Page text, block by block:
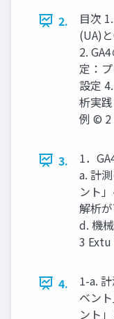
2.
目次
(UA)
2.
定：
設定
析実
例 © 2
3.
1．
a. 計
ント
解析
d. 機
3 Extu
4.
1-a.
ベン
ント